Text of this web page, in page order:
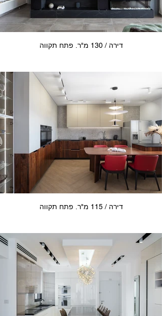
דירה / 130 מ"ר. פתח תקווה
דירה / 115 מ"ר. פתח תקווה